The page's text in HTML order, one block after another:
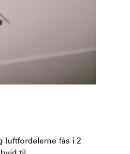
luftfordelerne fås i 2